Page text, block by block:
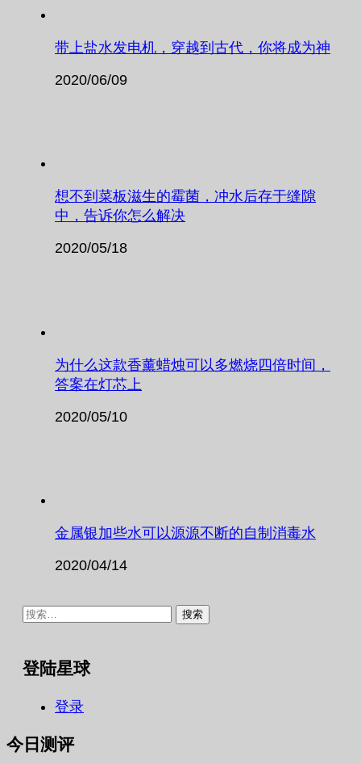
带上盐水发电机，穿越到古代，你将成为神
2020/06/09
想不到菜板滋生的霉菌，冲水后存于缝隙
中，告诉你怎么解决
2020/05/18
为什么这款香薰蜡烛可以多燃烧四倍时间，
答案在灯芯上
2020/05/10
金属银加些水可以源源不断的自制消毒水
2020/04/14
搜
登陆星球
登录
今日测评